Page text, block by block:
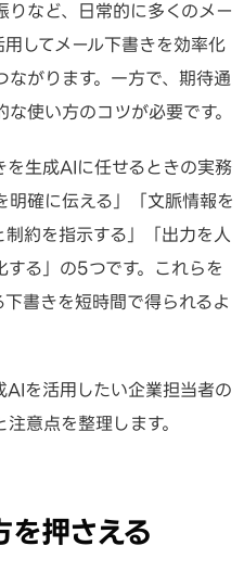
など、日常的に多くのメー
してメール下書きを効率化
がります。一方で、期待通
使い方のコツが必要です。
を生成AIに任せるときの実務
明確に伝える」「文脈情報を
約を指示する」「出力を人
る」の5つです。これらを
書きを短時間で得られるよ
AIを活用したい企業担当者の
意点を整理します。
押さえる